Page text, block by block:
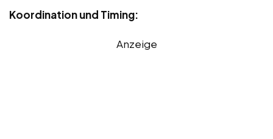
Koordination und Timing:
Anzeige